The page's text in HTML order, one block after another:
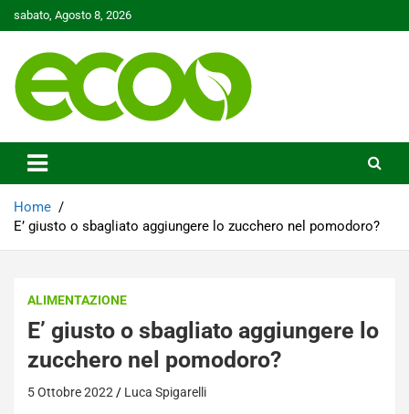
to
sabato, Agosto 8, 2026
Ecoo.it
Home
E’ giusto o sbagliato aggiungere lo zucchero nel pomodoro?
ALIMENTAZIONE
E’ giusto o sbagliato aggiungere lo
zucchero nel pomodoro?
5 Ottobre 2022 Luca Spigarelli